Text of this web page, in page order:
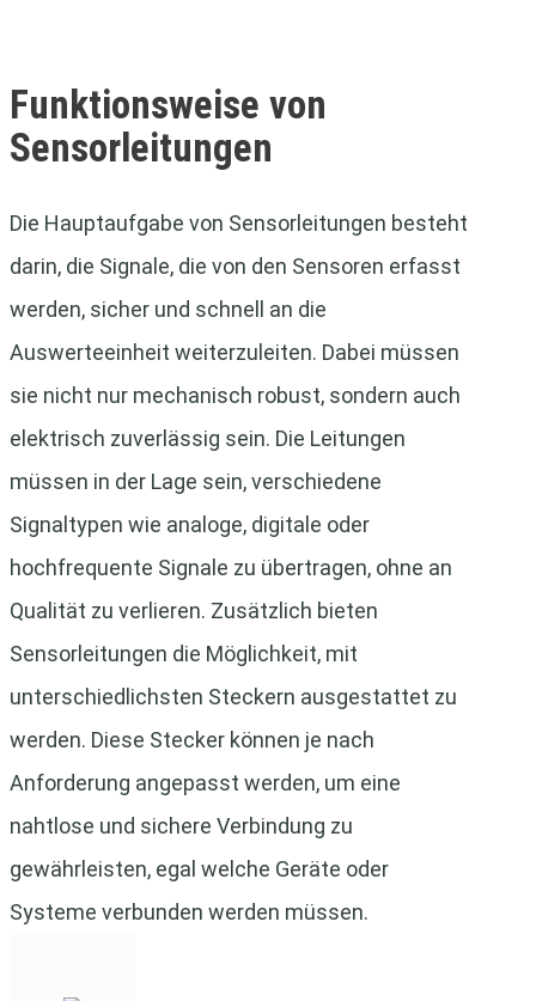
Funktionsweise von
Sensorleitungen
Die Hauptaufgabe von Sensorleitungen besteht
darin, die Signale, die von den Sensoren erfasst
werden, sicher und schnell an die
Auswerteeinheit weiterzuleiten. Dabei müssen
sie nicht nur mechanisch robust, sondern auch
elektrisch zuverlässig sein. Die Leitungen
müssen in der Lage sein, verschiedene
Signaltypen wie analoge, digitale oder
hochfrequente Signale zu übertragen, ohne an
Qualität zu verlieren. Zusätzlich bieten
Sensorleitungen die Möglichkeit, mit
unterschiedlichsten Steckern ausgestattet zu
werden. Diese Stecker können je nach
Anforderung angepasst werden, um eine
nahtlose und sichere Verbindung zu
gewährleisten, egal welche Geräte oder
Systeme verbunden werden müssen.